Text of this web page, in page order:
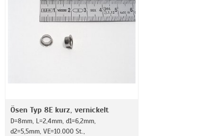
Ösen Typ 8E kurz, vernickelt
D=8mm, L=2,4mm, d1=6,2mm,
d2=5,5mm, VE=10.000 St.,